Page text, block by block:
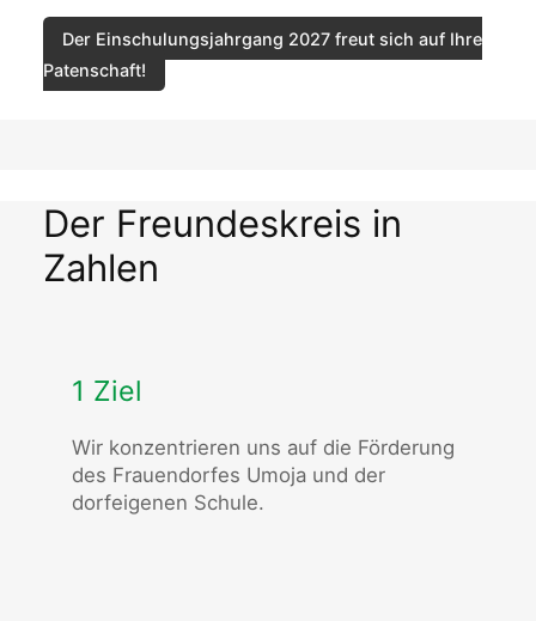
Der Einschulungsjahrgang 2027 freut sich auf Ihre
Patenschaft!
Der Freundeskreis in
Zahlen
1 Ziel
Wir konzentrieren uns auf die Förderung
des Frauendorfes Umoja und der
dorfeigenen Schule.